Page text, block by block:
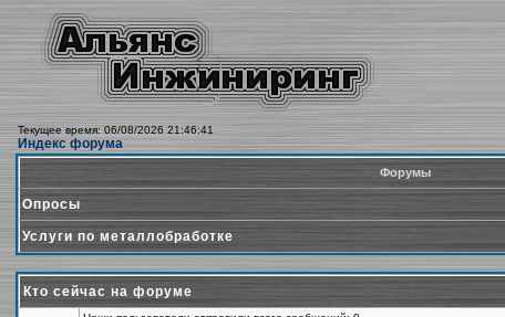
Текущее время: 06/08/2026 21:46:41
Индекс форума
Форумы
Опросы
Услуги по металлобработке
Кто сейчас на форуме